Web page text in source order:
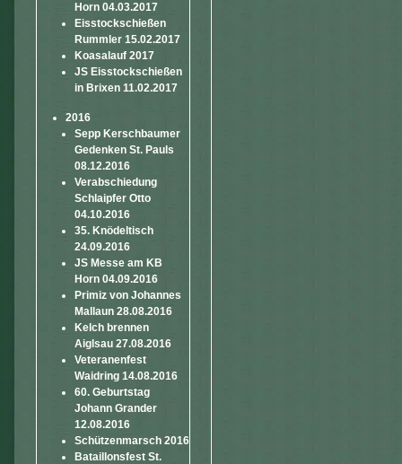
Horn 04.03.2017
Eisstockschießen
Rummler 15.02.2017
Koasalauf 2017
JS Eisstockschießen
in Brixen 11.02.2017
2016
Sepp Kerschbaumer
Gedenken St. Pauls
08.12.2016
Verabschiedung
Schlaipfer Otto
04.10.2016
35. Knödeltisch
24.09.2016
JS Messe am KB
Horn 04.09.2016
Primiz von Johannes
Mallaun 28.08.2016
Kelch brennen
Aiglsau 27.08.2016
Veteranenfest
Waidring 14.08.2016
60. Geburtstag
Johann Grander
12.08.2016
Schützenmarsch 2016
Bataillonsfest St.